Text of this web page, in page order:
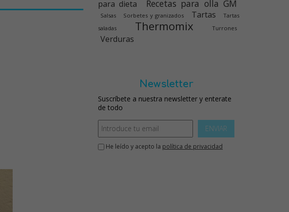
para dieta
Recetas para olla GM
Salsas Sorbetes y granizados Tartas
Tartas
saladas
Thermomix Turrones
Verduras
Newsletter
Suscríbete a nuestra newsletter y enterate
de todo
ENVIAR
He leído y acepto la política de privacidad